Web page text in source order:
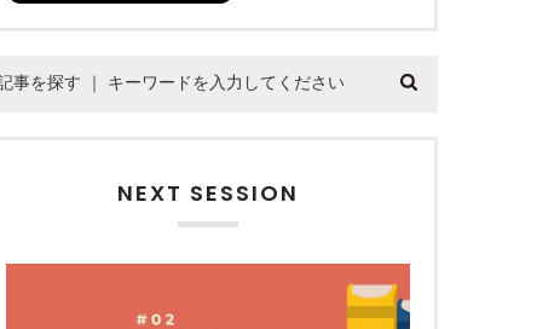
NEXT SESSION